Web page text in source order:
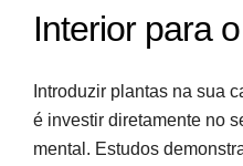
Interior para
Introduzir plantas na sua
é investir diretamente no
mental. Estudos